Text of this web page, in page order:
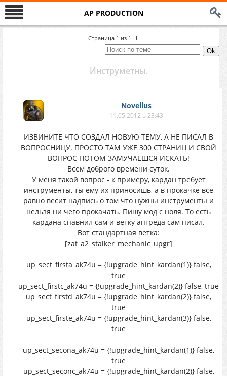
AP PRODUCTION
Страница 1 из 1 1
Инструметны.
Novellus
11.05.2012 в 23:43
ИЗВИНИТЕ ЧТО СОЗДАЛ НОВУЮ ТЕМУ, А НЕ ПИСАЛ В
ВОПРОСНИЦУ. ПРОСТО ТАМ УЖЕ 300 СТРАНИЦ И СВОЙ
ВОПРОС ПОТОМ ЗАМУЧАЕШСЯ ИСКАТЬ!
Всем доброго времени суток.
У меня такой вопрос - к примеру, кардан требует
инструменты, ты ему их приносишь, а в прокачке все
равно весит надпись о том что нужны инструменты и
нельзя ни чего прокачать. Пишу мод с ноля. То есть
кардана спавнил сам и ветку апгреда сам писал.
Вот стандартная ветка:
[zat_a2_stalker_mechanic_upgr]
up_sect_firsta_ak74u = {!upgrade_hint_kardan(1)} false,
true
up_sect_firstc_ak74u = {!upgrade_hint_kardan(2)} false, true
up_sect_firstd_ak74u = {!upgrade_hint_kardan(2)} false,
true
up_sect_firste_ak74u = {!upgrade_hint_kardan(3)} false,
true
up_sect_secona_ak74u = {!upgrade_hint_kardan(1)} false,
true
up_sect_seconc_ak74u = {!upgrade_hint_kardan(2)} false,